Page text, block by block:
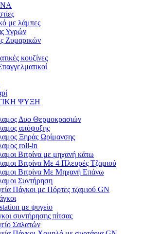
με λάμπες
Υγρών
Ζυμαρικών
κουζίνες
ΨΥΞΗ
Δυο Θερμοκρασιών
απόψυξης
Ξηράς Ωρίμανσης
roll-in
Βιτρίνα με μηχανή κάτω
Βιτρίνα Με 4 Πλευρές Τζαμιού
Βιτρίνα Με Μηχανή Επάνω
Συντήρηση
Πάγκοι με Πόρτες τζαμιού GN
με ψυγείο
συντήρησης πίτσας
Σαλατών